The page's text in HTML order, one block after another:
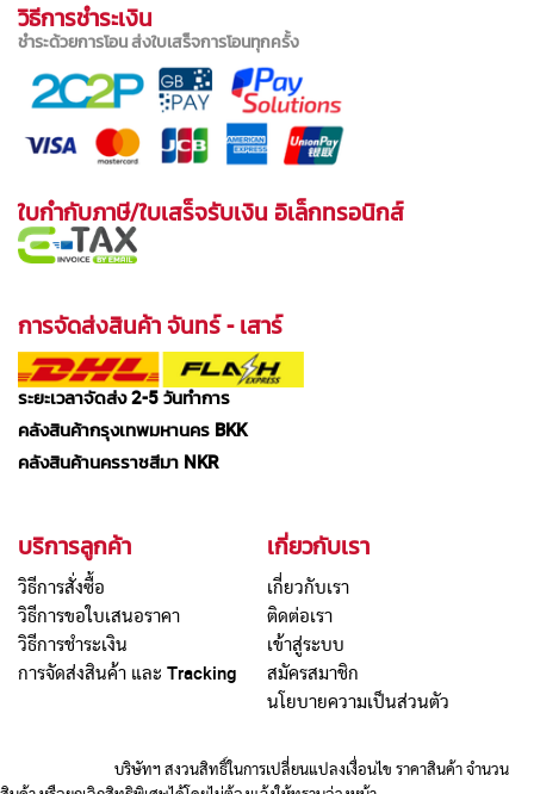
วิธีการชำระเงิน
ชำระด้วยการโอน ส่งใบเสร็จการโอนทุกครั้ง
ใบกำกับภาษี/ใบเสร็จรับเงิน อิเล็กทรอนิกส์
การจัดส่งสินค้า จันทร์ - เสาร์
ระยะเวลาจัดส่ง 2-5 วันทำการ
คลังสินค้ากรุงเทพมหานคร BKK
คลังสินค้านครราชสีมา NKR
บริการลูกค้า
วิธีการสั่งซื้อ
วิธีการขอใบเสนอราคา
วิธีการชำระเงิน
การจัดส่งสินค้า และ Tracking
เกี่ยวกับเรา
เกี่ยวกับเรา
ติดต่อเรา
เข้าสู่ระบบ
สมัครสมาชิก
นโยบายความเป็นส่วนตัว
บริษัทฯ สงวนสิทธิ์ในการเปลี่ยนแปลงเงื่อนไข ราคาสินค้า จำนวน